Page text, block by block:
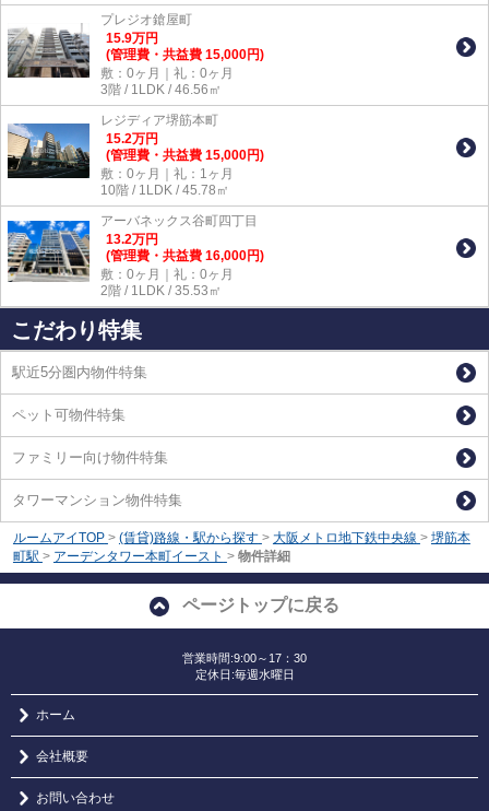
プレジオ鎗屋町
15.9万円
(管理費・共益費 15,000円)
敷：0ヶ月｜礼：0ヶ月
3階 / 1LDK / 46.56㎡
レジディア堺筋本町
15.2万円
(管理費・共益費 15,000円)
敷：0ヶ月｜礼：1ヶ月
10階 / 1LDK / 45.78㎡
アーバネックス谷町四丁目
13.2万円
(管理費・共益費 16,000円)
敷：0ヶ月｜礼：0ヶ月
2階 / 1LDK / 35.53㎡
こだわり特集
駅近5分圏内物件特集
ペット可物件特集
ファミリー向け物件特集
タワーマンション物件特集
ルームアイTOP > (賃貸)路線・駅から探す > 大阪メトロ地下鉄中央線 > 堺筋本
町駅 > アーデンタワー本町イースト > 物件詳細
ページトップに戻る
営業時間:9:00～17：30
定休日:毎週水曜日
ホーム
会社概要
お問い合わせ